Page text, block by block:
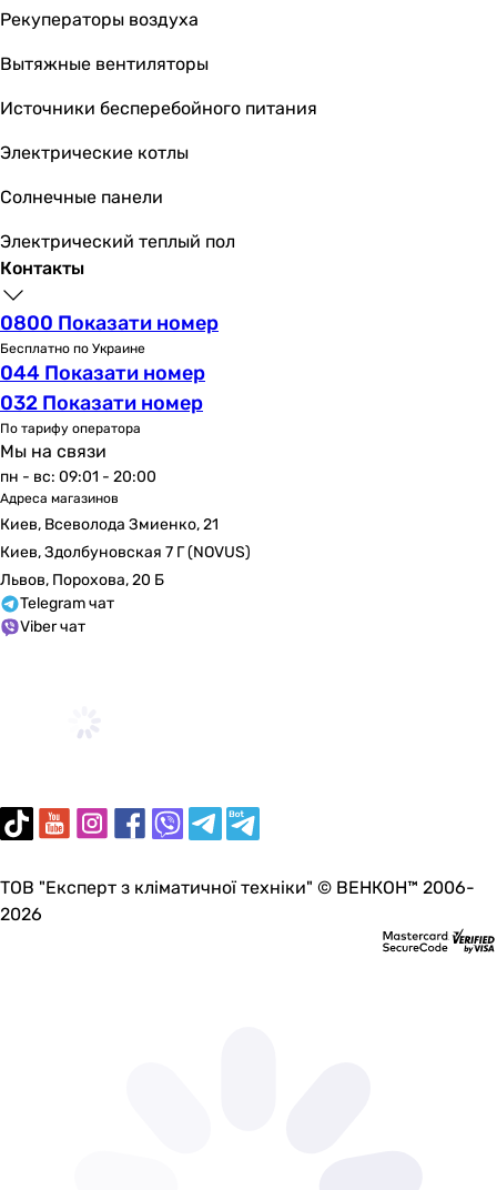
механическое
механическое
механическое
механическое
механическое
Особенности панели смыва
покрытие soft-touch
покрытие soft-touch
покрытие soft-touch
покрытие soft-touch
покрытие soft-touch
покрытие soft-touch
-
покрытие soft-touch
-
-
-
Режим смыва
двухрежимный
двухрежимный
двухрежимный
двухрежимный
двухрежимный
двухрежимный
-
-
Рекуператоры воздуха
Вытяжные вентиляторы
Источники бесперебойного питания
Электрические котлы
Солнечные панели
Электрический теплый пол
Контакты
0800 Показати номер
Бесплатно по Украине
044 Показати номер
032 Показати номер
По тарифу оператора
Мы на связи
пн - вс: 09:01 - 20:00
Адреса магазинов
Киев, Всеволода Змиенко, 21
Киев, Здолбуновская 7 Г (NOVUS)
Львов, Порохова, 20 Б
Telegram чат
Viber чат
ТОВ "Експерт з кліматичної техніки" © ВЕНКОН™ 2006-
2026